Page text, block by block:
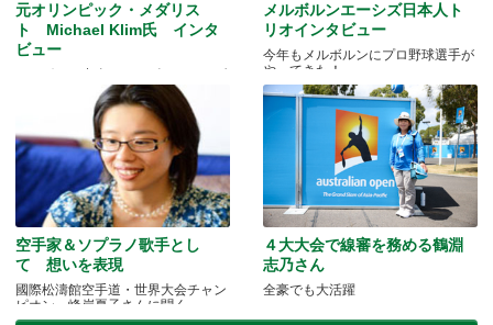
元オリンピック・メダリス
ト Michael Klim氏 インタ
ビュー
リストに突撃インタビュー！
メルボルンエーシズ日本人ト
リオインタビュー
今年もメルボルンにプロ野球選手が
やってきた！
空手家＆ソプラノ歌手とし
て 想いを表現
國際松濤館空手道・世界大会チャン
ピオン 峰岸夏子さんに聞く
４大大会で線審を務める鶴淵
志乃さん
全豪でも大活躍